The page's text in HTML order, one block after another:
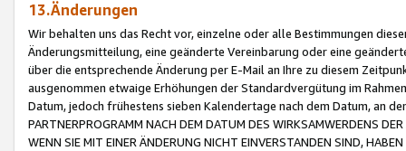
13.Änderungen
Wir behalten uns das Recht vor, einzelne oder alle Bestimmungen
Änderungsmitteilung, eine geänderte Vereinbarung oder eine
über die entsprechende Änderung per E-Mail an Ihre zu diesem
ausgenommen etwaige Erhöhungen der Standardvergütung im
Datum, jedoch frühestens sieben Kalendertage nach dem Datum, an
PARTNERPROGRAMM NACH DEM DATUM DES WIRKSAMWERDENS
WENN SIE MIT EINER ÄNDERUNG NICHT EINVERSTANDEN SIND,